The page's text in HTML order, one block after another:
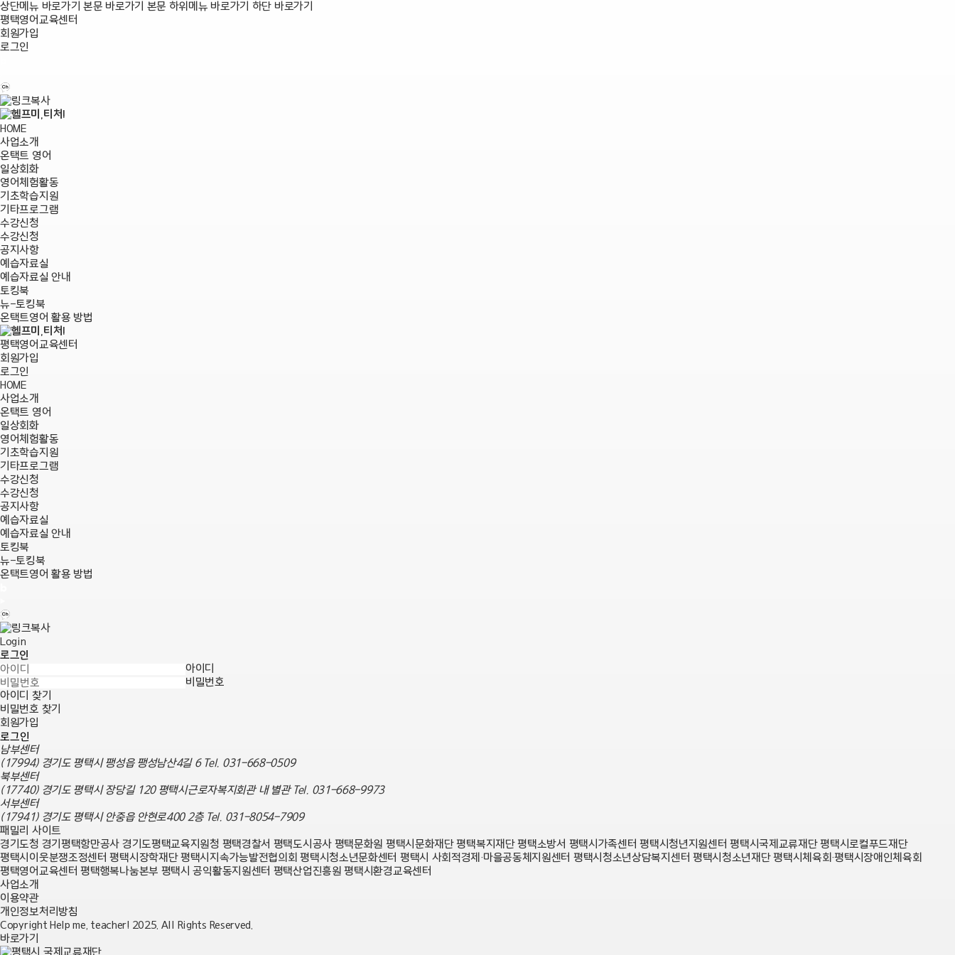
상단메뉴 바로가기 본문 바로가기 본문 하위메뉴 바로가기
하단 바로가기
평택영어교육센터
회원가입
로그인
HOME
사업소개
온택트 영어
일상회화
영어체험활동
기초학습지원
기타프로그램
수강신청
수강신청
공지사항
예습자료실
예습자료실 안내
토킹북
뉴-토킹북
온택트영어 활용 방법
평택영어교육센터
회원가입
로그인
HOME
사업소개
온택트 영어
일상회화
영어체험활동
기초학습지원
기타프로그램
수강신청
수강신청
공지사항
예습자료실
예습자료실 안내
토킹북
뉴-토킹북
온택트영어 활용 방법
Login
로그인
아이디
비밀번호
아이디 찾기
비밀번호 찾기
회원가입
로그인
남부센터
(17994) 경기도 평택시 팽성읍 팽성남산4길 6 Tel. 031-668-0509
북부센터
(17740) 경기도 평택시 장당길 120 평택시근로자복지회관 내 별관 Tel. 031-668-9973
서부센터
(17941) 경기도 평택시 안중읍 안현로400 2층 Tel. 031-8054-7909
패밀리 사이트
경기도청 경기평택항만공사 경기도평택교육지원청 평택경찰서 평택도시공사 평택문화원 평택시문화재단 평택복지재단 평택소방서 평택시가족센터 평택시청년지원센터 평택시국제교류재단 평택시로컬푸드재단
평택시이웃분쟁조정센터 평택시장학재단 평택시지속가능발전협의회 평택시청소년문화센터 평택시 사회적경제·마을공동체지원센터 평택시청소년상담복지센터 평택시청소년재단 평택시체육회·평택시장애인체육회
평택영어교육센터 평택행복나눔본부 평택시 공익활동지원센터 평택산업진흥원 평택시환경교육센터
사업소개
이용약관
개인정보처리방침
Copyright Help me, teacher! 2025. All Rights Reserved.
바로가기